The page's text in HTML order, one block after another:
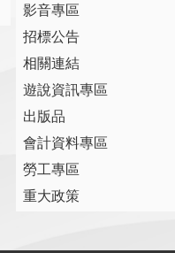
影音專區
招標公告
相關連結
遊說資訊專區
出版品
會計資料專區
勞工專區
重大政策